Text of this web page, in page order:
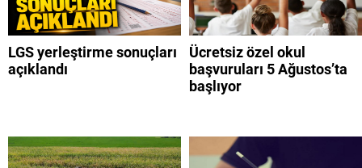
LGS yerleştirme sonuçları
açıklandı
Ücretsiz özel okul
başvuruları 5 Ağustos’ta
başlıyor